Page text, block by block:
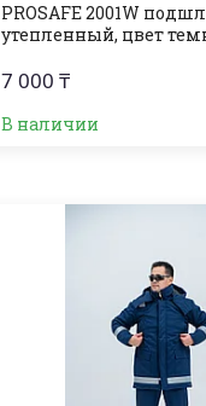
PROSAFE 2001W
утепленный, цвет
7 000 ₸
В наличии